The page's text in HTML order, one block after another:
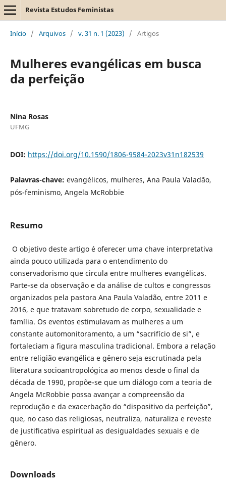
Revista Estudos Feministas
Início / Arquivos / v. 31 n. 1 (2023) / Artigos
Mulheres evangélicas em busca
da perfeição
Nina Rosas
UFMG
DOI: https://doi.org/10.1590/1806-9584-2023v31n182539
Palavras-chave: evangélicos, mulheres, Ana Paula Valadão,
pós-feminismo, Angela McRobbie
Resumo
O objetivo deste artigo é oferecer uma chave interpretativa
ainda pouco utilizada para o entendimento do
conservadorismo que circula entre mulheres evangélicas.
Parte-se da observação e da análise de cultos e congressos
organizados pela pastora Ana Paula Valadão, entre 2011 e
2016, e que tratavam sobretudo de corpo, sexualidade e
família. Os eventos estimulavam as mulheres a um
constante automonitoramento, a um “sacrifício de si”, e
fortaleciam a figura masculina tradicional. Embora a relação
entre religião evangélica e gênero seja escrutinada pela
literatura socioantropológica ao menos desde o final da
década de 1990, propõe-se que um diálogo com a teoria de
Angela McRobbie possa avançar a compreensão da
reprodução e da exacerbação do “dispositivo da perfeição”,
que, no caso das religiosas, neutraliza, naturaliza e reveste
de justificativa espiritual as desigualdades sexuais e de
gênero.
Downloads